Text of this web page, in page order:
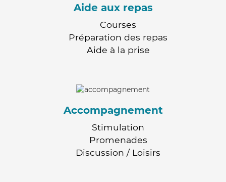
Aide aux repas
Courses
Préparation des repas
Aide à la prise
Accompagnement
Stimulation
Promenades
Discussion / Loisirs